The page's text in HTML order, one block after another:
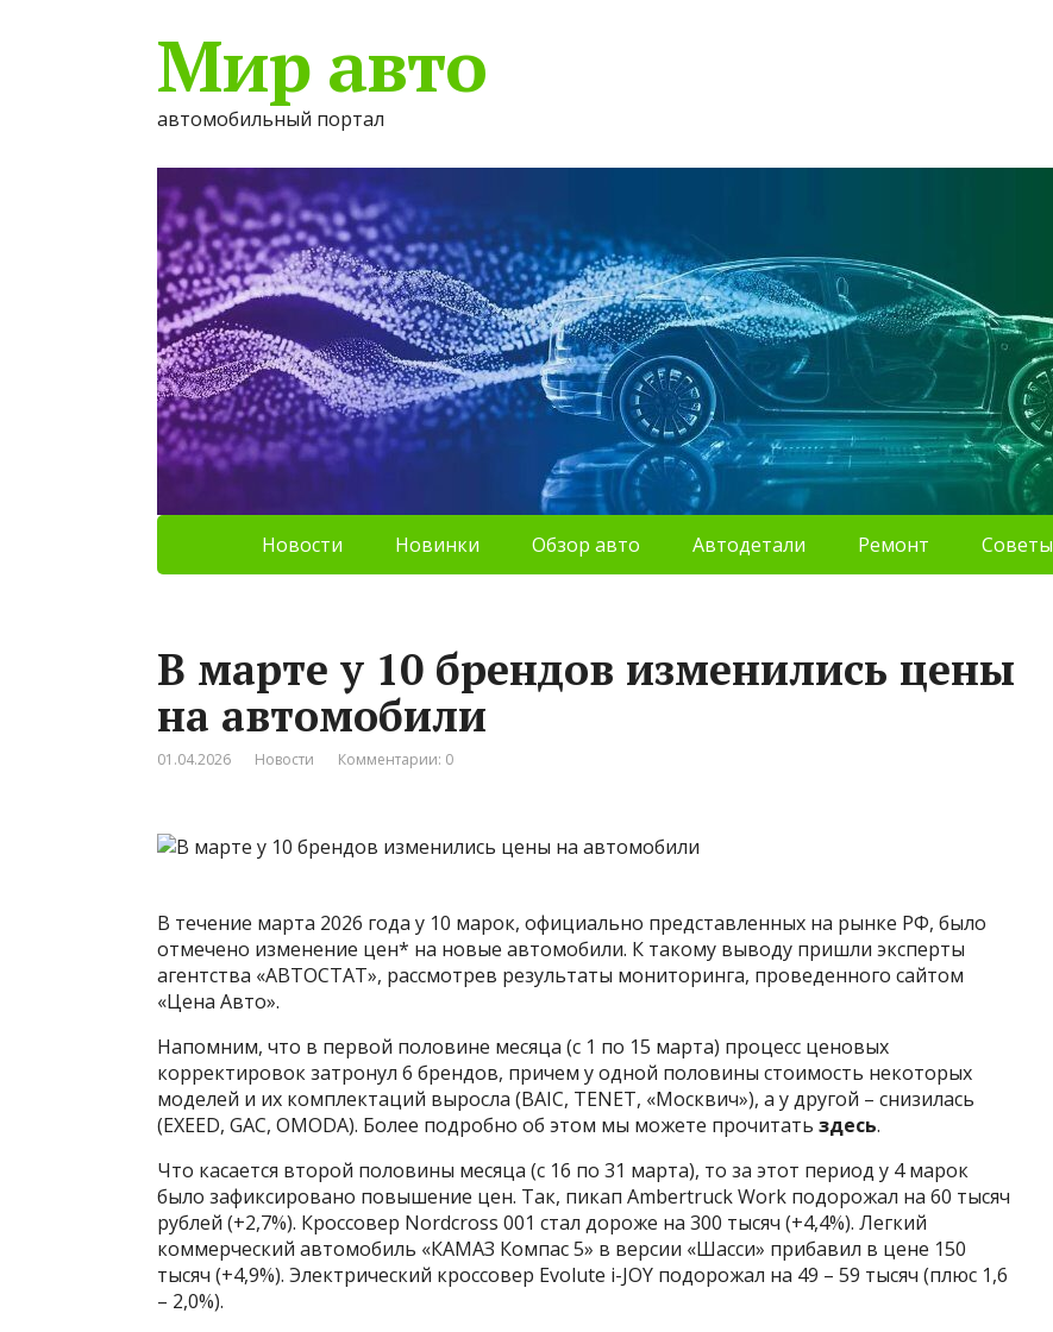
Мир авто
автомобильный портал
Новости Новинки Обзор авто Автодетали Ремонт Советы
В марте у 10 брендов изменились цены
на автомобили
01.04.2026 Новости Комментарии: 0
В течение марта 2026 года у 10 марок, официально представленных на рынке РФ, было
отмечено изменение цен* на новые автомобили. К такому выводу пришли эксперты
агентства «АВТОСТАТ», рассмотрев результаты мониторинга, проведенного сайтом
«Цена Авто».
Напомним, что в первой половине месяца (с 1 по 15 марта) процесс ценовых
корректировок затронул 6 брендов, причем у одной половины стоимость некоторых
моделей и их комплектаций выросла (BAIC, TENET, «Москвич»), а у другой – снизилась
(EXEED, GAC, OMODA). Более подробно об этом мы можете прочитать здесь.
Что касается второй половины месяца (с 16 по 31 марта), то за этот период у 4 марок
было зафиксировано повышение цен. Так, пикап Ambertruck Work подорожал на 60 тысяч
рублей (+2,7%). Кроссовер Nordcross 001 стал дороже на 300 тысяч (+4,4%). Легкий
коммерческий автомобиль «КАМАЗ Компас 5» в версии «Шасси» прибавил в цене 150
тысяч (+4,9%). Электрический кроссовер Evolute i-JOY подорожал на 49 – 59 тысяч (плюс 1,6
– 2,0%).